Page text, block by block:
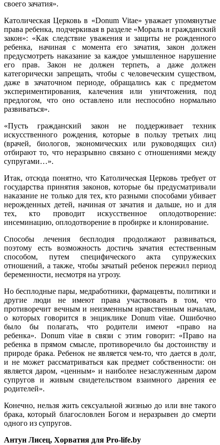
своего зачатия».
Католическая Церковь в «Donum Vitae» уважает упомянутые
права ребенка, подчеркивая в разделе «Мораль и гражданский
закон»: «Как следствие уважения и защиты не рожденного
ребенка, начиная с момента его зачатия, закон должен
предусмотреть наказание за каждое умышленное нарушение
его прав. Закон не должен терпеть, а даже должен
категорически запрещать, чтобы с человеческим существом,
даже в зачаточном периоде, обращались как с предметом
экспериментирования, калечения или уничтожения, под
предлогом, что оно оставлено или неспособно нормально
развиваться».
«Пусть гражданский закон не поддерживает техник
искусственного рождения, которые в пользу третьих лиц
(врачей, биологов, экономических или руководящих сил)
отбирают то, что неразрывно связано с отношениями между
супругами…».
Итак, отсюда понятно, что Католическая Церковь требует от
государства принятия законов, которые бы предусматривали
наказание не только для тех, кто разными способами убивает
нерожденных детей, начиная от зачатия и дальше, но и для
тех, кто проводит искусственное оплодотворение:
инсеминацию, оплодотворение в пробирке и клонирование.
Способы лечения бесплодия продолжают развиваться,
поэтому есть возможность достичь зачатия естественным
способом, путем специфического акта супружеских
отношений, а также, чтобы зачатый ребенок пережил период
беременности, несмотря на угрозу.
Но бесплодные пары, медработники, фармацевты, политики и
другие люди не имеют права участвовать в том, что
противоречит вечным и неизменным нравственным началам,
о которых говорится в энциклике Donum vitae. Ошибочно
было бы полагать, что родители имеют «право на
ребенка». Donum vitae в связи с этим говорит: «Право на
ребенка в прямом смысле, противоречило бы достоинству и
природе брака. Ребенок не является чем-то, что дается в долг,
и не может рассматриваться как предмет собственности: он
является даром, «ценным» и наиболее незаслуженным даром
супругов и живым свидетельством взаимного дарения ее
родителей».
Конечно, нельзя жить сексуальной жизнью до или вне такого
брака, который благословлен Богом и неразрывен до смерти
одного из супругов.
Антун Лисец, Хорватия для Pro-life.by